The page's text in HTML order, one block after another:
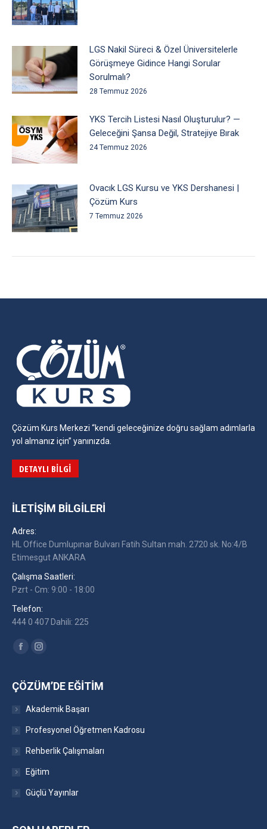
LGS Nakil Süreci & Özel Üniversitelerle
Görüşmeye Gidince Hangi Sorular
Sorulmalı?
28 Temmuz 2026
YKS Tercih Listesi Nasıl Oluşturulur? —
Geleceğini Şansa Değil, Stratejiye Bırak
24 Temmuz 2026
Ovacık LGS Kursu ve YKS Dershanesi |
Çözüm Kurs
7 Temmuz 2026
Çözüm Kurs Merkezi “kendi geleceğinize doğru sağlam adımlarla
yol almanız için” yanınızda.
DETAYLI BILGI
İLETIŞIM BILGILERI
Adres:
HL Office Dumlupınar Bulvarı Fatih Sultan mah. 2720 sk. No:4/B
Etimesgut ANKARA
Çalışma Saatleri:
Pzrt - Cm: 9:00 - 18:00
Telefon:
444 0 407 Dahili: 225
Find us on:
FacebookInstagram
ÇÖZÜM’DE EĞITIM
Akademik Başarı
Profesyonel Öğretmen Kadrosu
Rehberlik Çalışmaları
Eğitim
Güçlü Yayınlar